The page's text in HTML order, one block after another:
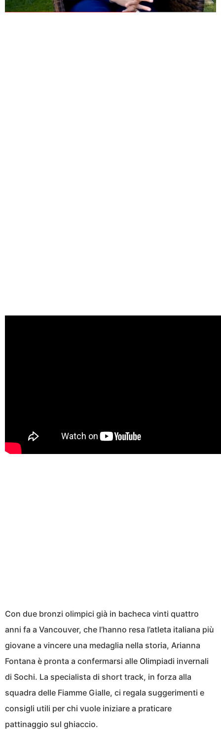
Con due bronzi olimpici già in bacheca vinti quattro
anni fa a Vancouver, che l’hanno resa l’atleta italiana più
giovane a vincere una medaglia nella storia, Arianna
Fontana è pronta a confermarsi alle Olimpiadi invernali
di Sochi. La specialista di short track, in forza alla
squadra delle Fiamme Gialle, ci regala suggerimenti e
consigli utili per chi vuole iniziare a praticare
pattinaggio sul ghiaccio.